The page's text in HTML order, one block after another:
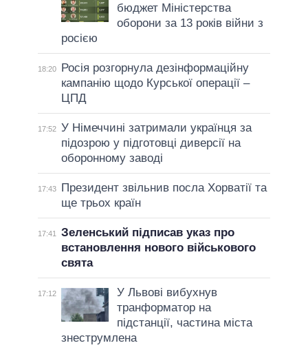
бюджет Міністерства
оборони за 13 років війни з
росією
18:20
Росія розгорнула дезінформаційну
кампанію щодо Курської операції –
ЦПД
17:52 У Німеччині затримали українця за
підозрою у підготовці диверсії на
оборонному заводі
17:43
Президент звільнив посла Хорватії та
ще трьох країн
17:41
Зеленський підписав указ про
встановлення нового військового
свята
17:12
У Львові вибухнув
транформатор на
підстанції, частина міста
знеструмлена